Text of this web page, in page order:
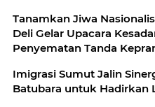
Tanamkan Jiwa
Deli Gelar Upacara
Penyematan Tanda
Imigrasi Sumut Jalin
Batubara untuk Hadirkan